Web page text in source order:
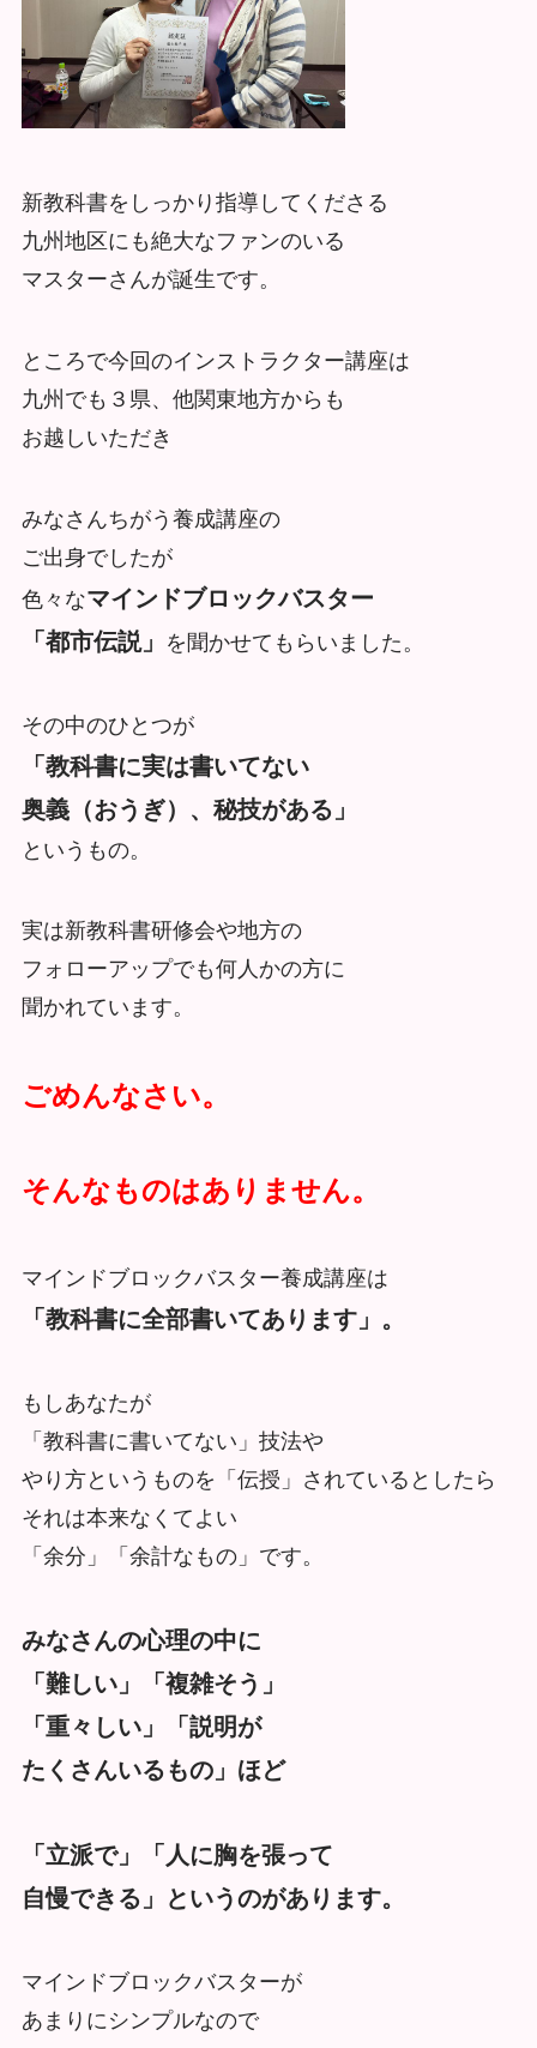
新教科書をしっかり指導してくださる
九州地区にも絶大なファンのいる
マスターさんが誕生です。
ところで今回のインストラクター講座は
九州でも３県、他関東地方からも
お越しいただき
みなさんちがう養成講座の
ご出身でしたが
色々なマインドブロックバスター
「都市伝説」
を聞かせてもらいました。
その中のひとつが
「教科書に実は書いてない
奥義（おうぎ）、秘技がある」
というもの。
実は新教科書研修会や地方の
フォローアップでも何人かの方に
聞かれています。
ごめんなさい。
そんなものはありません。
マインドブロックバスター養成講座は
「教科書に全部書いてあります」。
もしあなたが
「教科書に書いてない」技法や
やり方というものを「伝授」されているとしたら
それは本来なくてよい
「余分」「余計なもの」です。
みなさんの心理の中に
「難しい」「複雑そう」
「重々しい」「説明が
たくさんいるもの」ほど
「立派で」「人に胸を張って
自慢できる」というのがあります。
マインドブロックバスターが
あまりにシンプルなので